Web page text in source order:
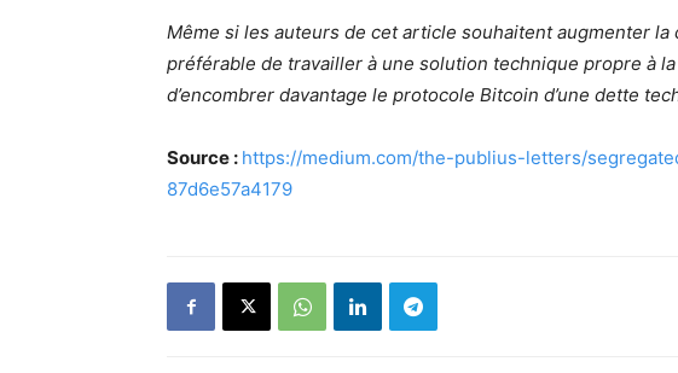
Même si les auteurs de cet article souhaitent augmenter
préférable de travailler à une solution technique propre à
d’encombrer davantage le protocole Bitcoin d’une dette
Source : https://medium.com/the-publius-letters/
87d6e57a4179